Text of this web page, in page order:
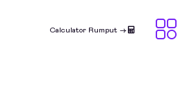
Calculator Rumput ->